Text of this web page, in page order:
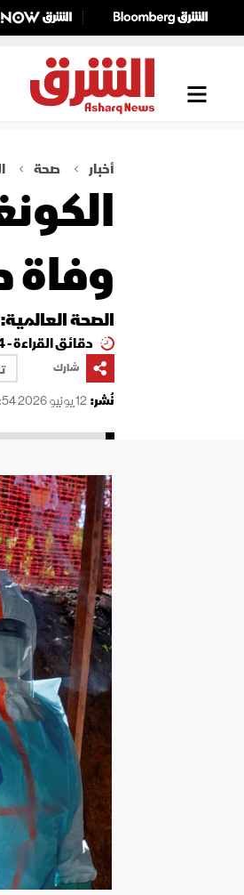
أخبار صحة
وفاة
الصحة
دقائق القراءة - 4
شارك
نُشر:12 يونيو 2026 15:54